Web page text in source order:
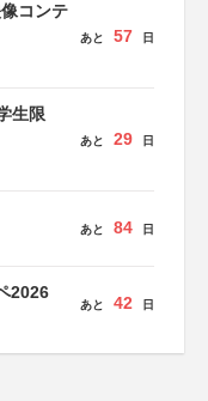
コンテ
あと 57 日
生限
あと 29 日
あと 84 日
2026
あと 42 日